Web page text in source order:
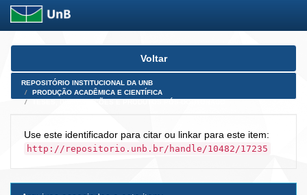
Skip
Voltar
REPOSITÓRIO INSTITUCIONAL DA UNB
PRODUÇÃO ACADÊMICA E CIENTÍFICA
Use este identificador para citar ou linkar para este item:
http://repositorio.unb.br/handle/10482/17235